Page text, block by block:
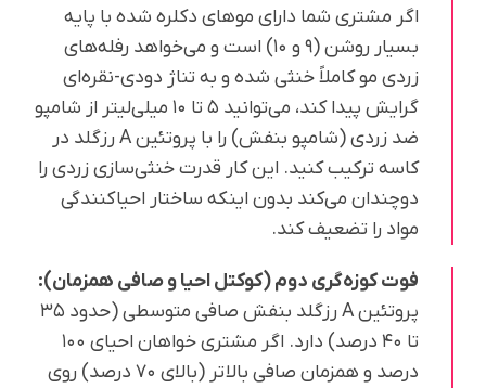
اگر مشتری شما دارای موهای دکلره شده با پایه
بسیار روشن (۹ و ۱۰) است و می‌خواهد رفله‌های
زردی مو کاملاً خنثی شده و به تناژ دودی-نقره‌ای
گرایش پیدا کند، می‌توانید ۵ تا ۱۰ میلی‌لیتر از شامپو
ضد زردی (شامپو بنفش) را با پروتئین A رزگلد در
کاسه ترکیب کنید. این کار قدرت خنثی‌سازی زردی را
دوچندان می‌کند بدون اینکه ساختار احیاکنندگی
مواد را تضعیف کند.
فوت کوزه‌گری دوم (کوکتل احیا و صافی همزمان):
پروتئین A رزگلد بنفش صافی متوسطی (حدود ۳۵
تا ۴۰ درصد) دارد. اگر مشتری خواهان احیای ۱۰۰
درصد و همزمان صافی بالاتر (بالای ۷۰ درصد) روی